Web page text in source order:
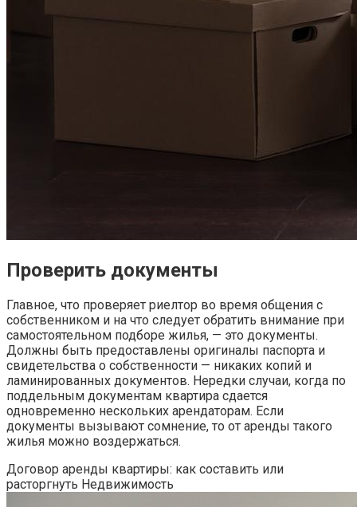
Проверить документы
Главное, что проверяет риелтор во время общения с
собственником и на что следует обратить внимание при
самостоятельном подборе жилья, — это документы.
Должны быть предоставлены оригиналы паспорта и
свидетельства о собственности — никаких копий и
ламинированных документов. Нередки случаи, когда по
поддельным документам квартира сдается
одновременно нескольких арендаторам. Если
документы вызывают сомнение, то от аренды такого
жилья можно воздержаться.
Договор аренды квартиры: как составить или
расторгнуть Недвижимость